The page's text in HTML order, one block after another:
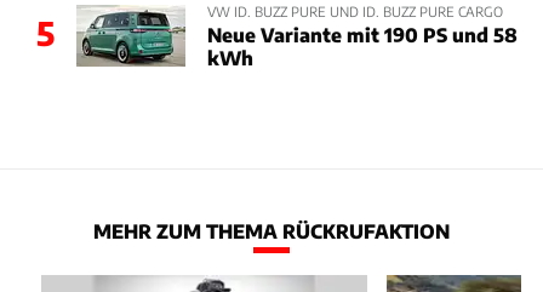
5
VW ID. BUZZ PURE UND ID. BUZZ PURE CARGO
Neue Variante mit 190 PS und 58
kWh
MEHR ZUM THEMA RÜCKRUFAKTION